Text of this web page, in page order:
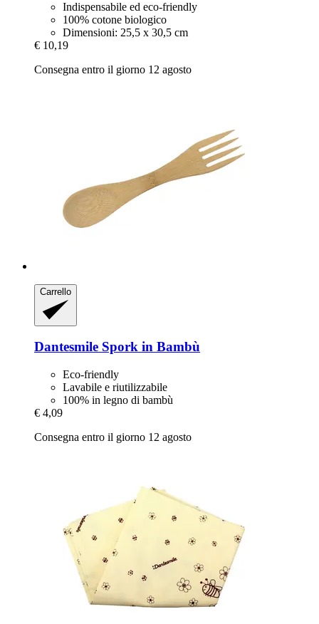
Indispensabile ed eco-friendly
100% cotone biologico
Dimensioni: 25,5 x 30,5 cm
€ 10,19
Consegna entro il giorno 12 agosto
Carrello
Dantesmile Spork in Bambù
Eco-friendly
Lavabile e riutilizzabile
100% in legno di bambù
€ 4,09
Consegna entro il giorno 12 agosto